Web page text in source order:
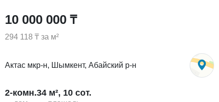
10 000 000 ₸
294 118 ₸ за м²
Актас мкр-н, Шымкент, Абайский р-н
2-комн.34 м², 10 сот.